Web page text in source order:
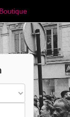
Boutique